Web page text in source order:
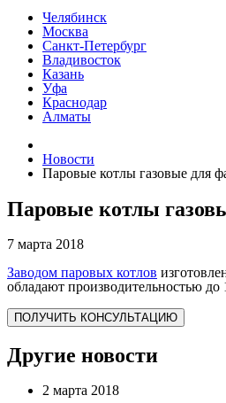
Челябинск
Москва
Санкт-Петербург
Владивосток
Казань
Уфа
Краснодар
Алматы
Новости
Паровые котлы газовые для
Паровые котлы
7 марта 2018
Заводом паровых котлов
обладают производительностью
ПОЛУЧИТЬ КОНСУЛЬТАЦИЮ
Другие новости
2 марта 2018